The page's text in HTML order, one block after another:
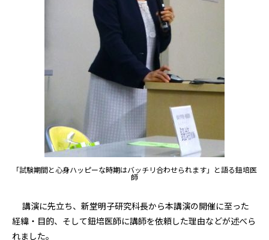
「試験期間と心身ハッピーな時期はバッチリ合わせられます」と語る鈕培医
師
講演に先立ち、新堂明子研究科長から本講演の開催に至った
経緯・目的、そして鈕培医師に講師を依頼した理由などが述べら
れました。